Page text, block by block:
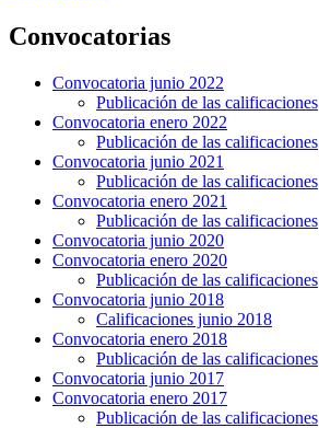
Convocatorias
Convocatoria junio 2022
Publicación de las calificaciones
Convocatoria enero 2022
Publicación de las calificaciones
Convocatoria junio 2021
Publicación de las calificaciones
Convocatoria enero 2021
Publicación de las calificaciones
Convocatoria junio 2020
Convocatoria enero 2020
Publicación de las calificaciones
Convocatoria junio 2018
Calificaciones junio 2018
Convocatoria enero 2018
Publicación de las calificaciones
Convocatoria junio 2017
Convocatoria enero 2017
Publicación de las calificaciones